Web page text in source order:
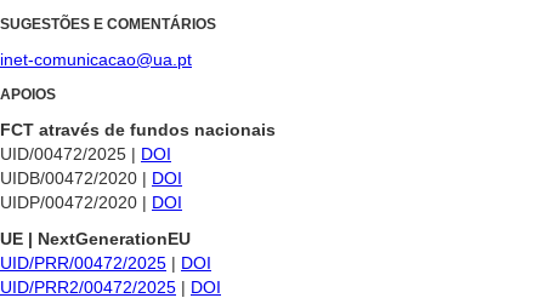
SUGESTÕES E COMENTÁRIOS
inet-comunicacao@ua.pt
APOIOS
FCT através de fundos nacionais
UID/00472/2025 | DOI
UIDB/00472/2020 | DOI
UIDP/00472/2020 | DOI
UE | NextGenerationEU
UID/PRR/00472/2025 | DOI
UID/PRR2/00472/2025 | DOI